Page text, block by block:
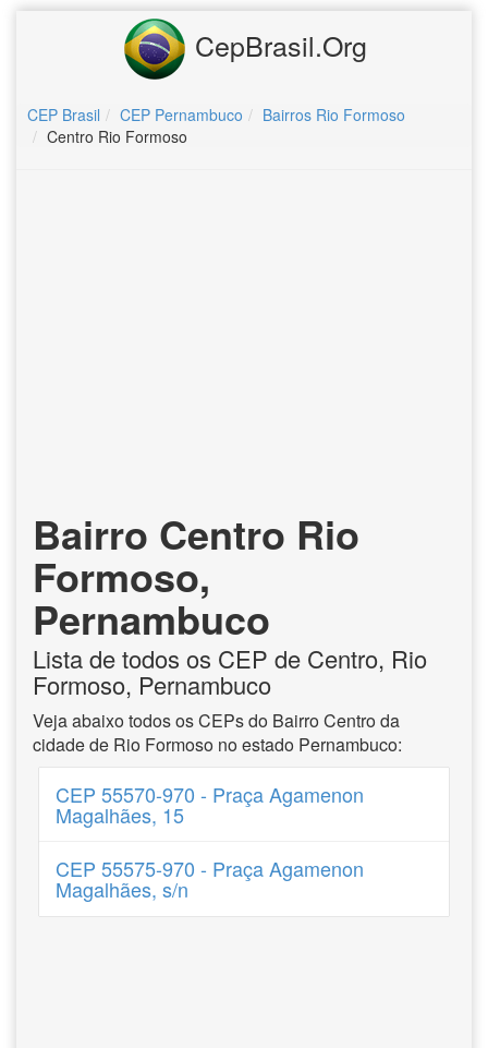
CepBrasil.Org
CEP Brasil CEP Pernambuco
Bairros Rio Formoso
Centro Rio Formoso
Bairro Centro Rio
Formoso,
Pernambuco
Lista de todos os CEP de Centro, Rio
Formoso, Pernambuco
Veja abaixo todos os CEPs do Bairro Centro da
cidade de Rio Formoso no estado Pernambuco:
CEP 55570-970 - Praça Agamenon
Magalhães, 15
CEP 55575-970 - Praça Agamenon
Magalhães, s/n